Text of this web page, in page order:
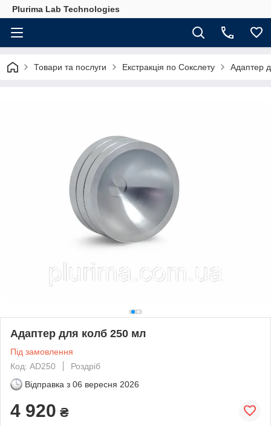
Plurima Lab Technologies
Товари та послуги Екстракція по Сокслету Адаптер
Адаптер для колб 250 мл
Під замовлення
Код: AD250
Роздріб
Відправка з 06 вересня 2026
4 920 ₴